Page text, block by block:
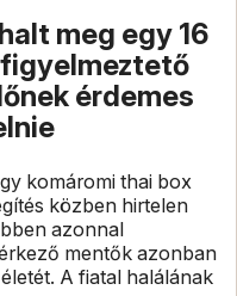
meg egy 16
érdemes
komáromi thai box
közben hirtelen
azonnal
mentők azonban
A fiatal halálának